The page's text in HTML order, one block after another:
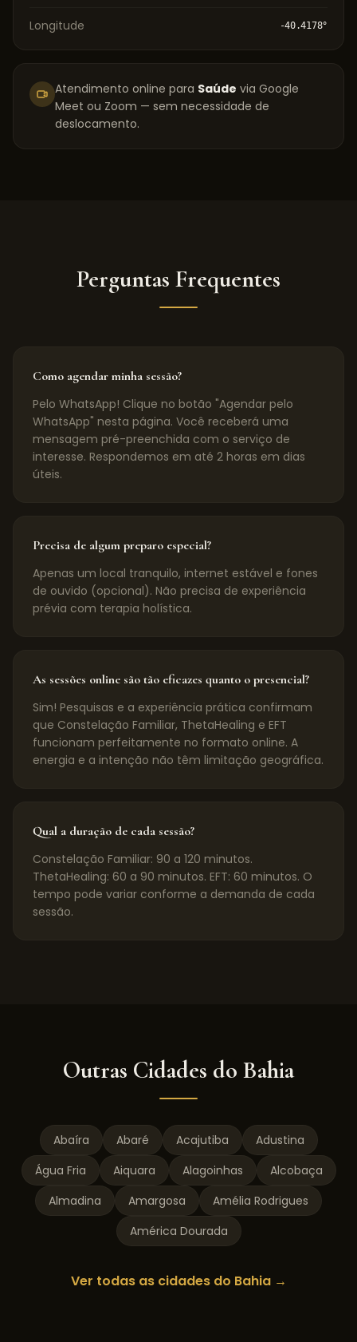
Longitude -40.4178°
Atendimento online para Saúde via Google
Meet ou Zoom — sem necessidade de
deslocamento.
Perguntas Frequentes
Como agendar minha sessão?
Pelo WhatsApp! Clique no botão "Agendar pelo
WhatsApp" nesta página. Você receberá uma
mensagem pré-preenchida com o serviço de
interesse. Respondemos em até 2 horas em dias
úteis.
Precisa de algum preparo especial?
Apenas um local tranquilo, internet estável e fones
de ouvido (opcional). Não precisa de experiência
prévia com terapia holística.
As sessões online são tão eficazes quanto o presencial?
Sim! Pesquisas e a experiência prática confirmam
que Constelação Familiar, ThetaHealing e EFT
funcionam perfeitamente no formato online. A
energia e a intenção não têm limitação geográfica.
Qual a duração de cada sessão?
Constelação Familiar: 90 a 120 minutos.
ThetaHealing: 60 a 90 minutos. EFT: 60 minutos. O
tempo pode variar conforme a demanda de cada
sessão.
Outras Cidades do Bahia
Abaíra Abaré Acajutiba
Adustina
Água Fria
Aiquara Alagoinhas
Alcobaça
Almadina
Amargosa
Amélia Rodrigues
América Dourada
Ver todas as cidades do Bahia→